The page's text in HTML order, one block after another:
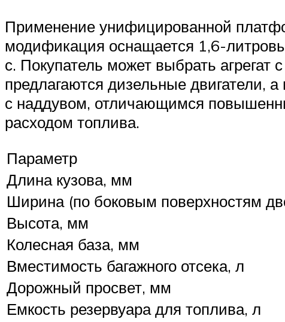
Применение унифицированной
модификация оснащается 1,6-
с. Покупатель может выбрать
предлагаются дизельные
с наддувом, отличающимся
расходом топлива.
Параметр
Длина кузова, мм
Ширина (по боковым поверхностям
Высота, мм
Колесная база, мм
Вместимость багажного отсека, л
Дорожный просвет, мм
Емкость резервуара для топлива, л